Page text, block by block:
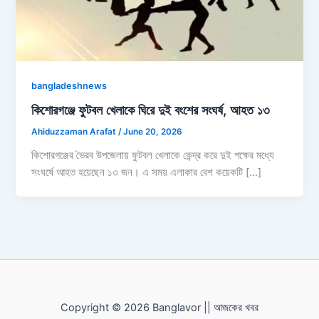
bangladeshnews
কিশোরগঞ্জে ফুটবল খেলাকে ঘিরে দুই বংশের সংঘর্ষ, আহত ১৩
Ahiduzzaman Arafat/June 20, 2026
কিশোরগঞ্জের ভৈরব উপজেলায় ফুটবল খেলাকে কেন্দ্র করে দুই পক্ষের মধ্যে
সংঘর্ষে আহত হয়েছেন ১৩ জন। এ সময় এলাকার বেশ কয়েকটি […]
Copyright © 2026 Banglavor || আজকের খবর